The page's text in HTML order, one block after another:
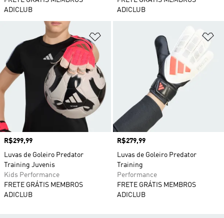
ADICLUB
ADICLUB
Adicionar à Lista de Desejos
Preço
R$299,99
Luvas de Goleiro Predator
Training Juvenis
Kids Performance
FRETE GRÁTIS MEMBROS
ADICLUB
Preço
R$279,99
Luvas de Goleiro Predator
Training
Performance
FRETE GRÁTIS MEMBROS
ADICLUB